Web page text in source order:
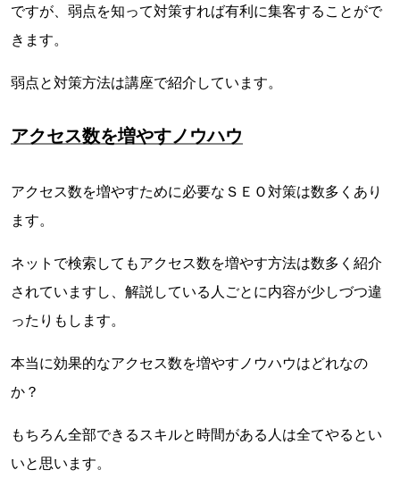
ですが、弱点を知って対策すれば有利に集客することがで
きます。
弱点と対策方法は講座で紹介しています。
アクセス数を増やすノウハウ
アクセス数を増やすために必要なＳＥＯ対策は数多くあり
ます。
ネットで検索してもアクセス数を増やす方法は数多く紹介
されていますし、解説している人ごとに内容が少しづつ違
ったりもします。
本当に効果的なアクセス数を増やすノウハウはどれなの
か？
もちろん全部できるスキルと時間がある人は全てやるとい
いと思います。